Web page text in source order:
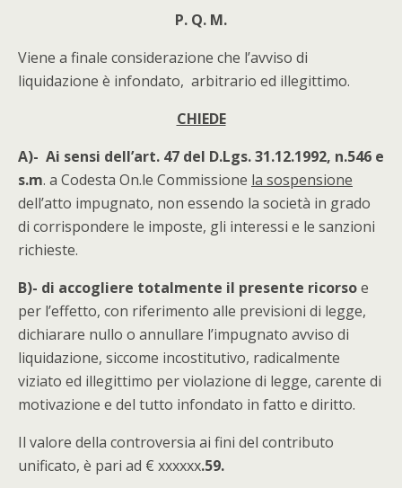
P. Q. M.
Viene a finale considerazione che l’avviso di
liquidazione è infondato, arbitrario ed illegittimo.
CHIEDE
A)- Ai sensi dell’art. 47 del D.Lgs. 31.12.1992, n.546 e
s.m. a Codesta On.le Commissione la sospensione
dell’atto impugnato, non essendo la società in grado
di corrispondere le imposte, gli interessi e le sanzioni
richieste.
B)- di accogliere totalmente il presente ricorsoe
per l’effetto, con riferimento alle previsioni di legge,
dichiarare nullo o annullare l’impugnato avviso di
liquidazione, siccome incostitutivo, radicalmente
viziato ed illegittimo per violazione di legge, carente di
motivazione e del tutto infondato in fatto e diritto.
Il valore della controversia ai fini del contributo
unificato, è pari ad € xxxxxx.59.